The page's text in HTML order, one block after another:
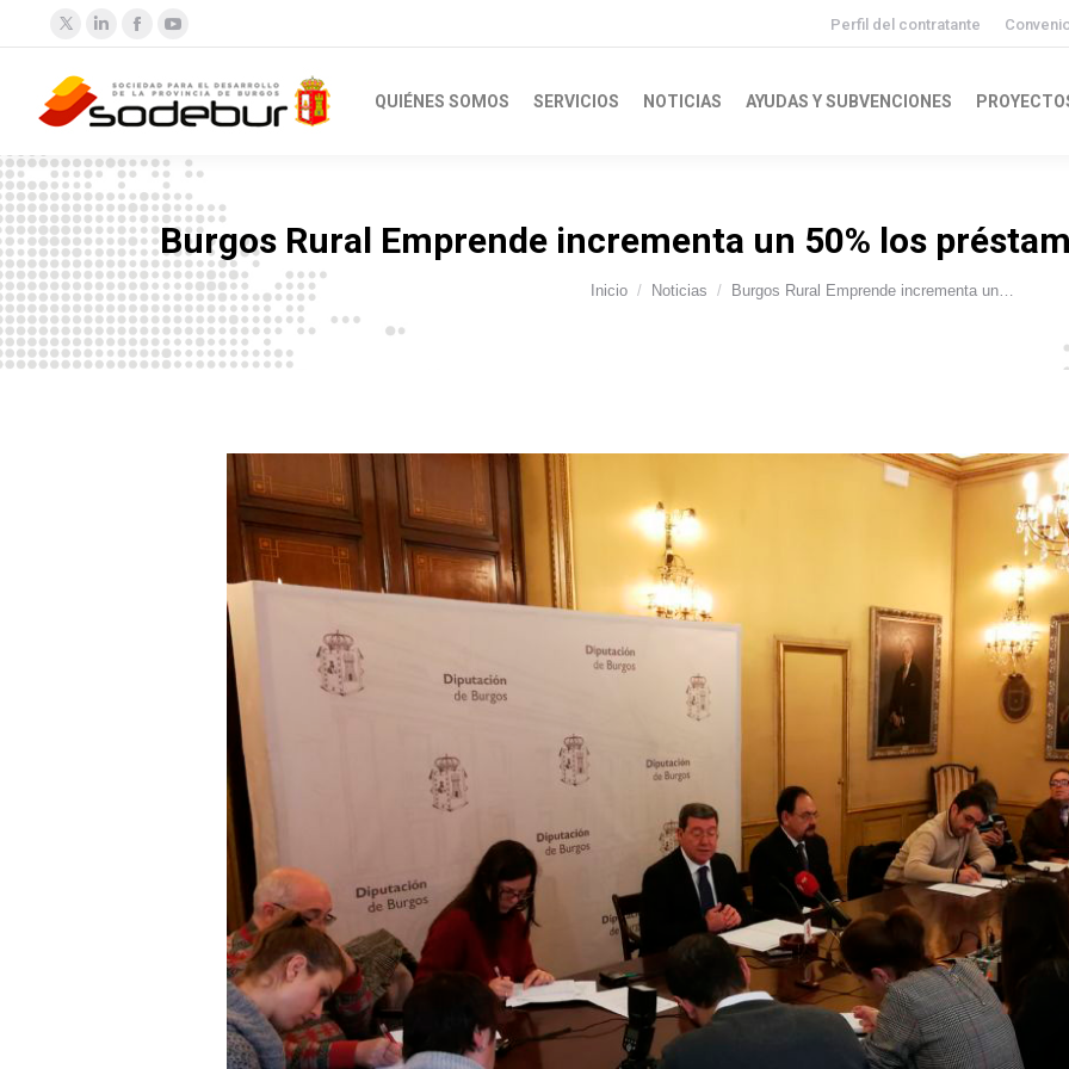
LinkedinFacebook
Perfil del contratante
QUIÉNES SOMOS SERVICIOS NOTICIAS AYUDAS Y SUBVENCIONES
Burgos Rural Emprende incrementa un 50% los
Estás aquí: Inicio Noticias Burgos Rural Emprende incrementa un…